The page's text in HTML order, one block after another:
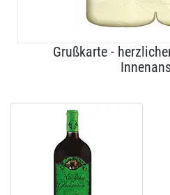
Grußkarte -